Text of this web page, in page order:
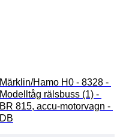
Märklin/Hamo H0 - 8328 -
Modelltåg rälsbuss (1) -
BR 815, accu-motorvagn -
DB